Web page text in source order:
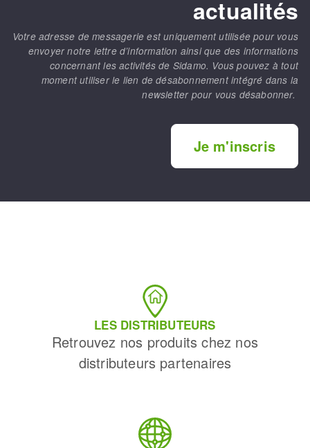
actualités
Votre adresse de messagerie est uniquement utilisée pour vous
envoyer notre lettre d’information ainsi que des informations
concernant les activités de Sidamo. Vous pouvez à tout
moment utiliser le lien de désabonnement intégré dans la
newsletter pour vous désabonner.
Je m'inscris
LES DISTRIBUTEURS
Retrouvez nos produits chez nos
distributeurs partenaires